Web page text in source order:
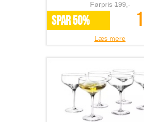
Førpris199,-
SPAR 50%
Læs mere